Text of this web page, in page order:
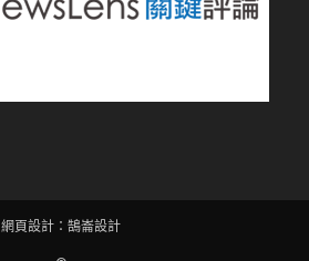
網頁設計 ： 鵠崙設計